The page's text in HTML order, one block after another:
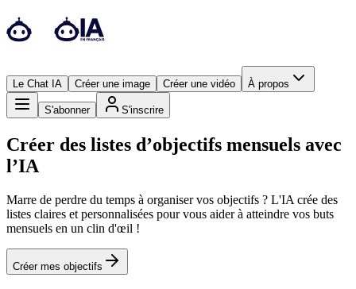
Le Chat IA Créer une image Créer une vidéo À propos
S'abonner S'inscrire
Créer des listes d’objectifs mensuels avec
l’IA
Marre de perdre du temps à organiser vos objectifs ? L'IA crée des
listes claires et personnalisées pour vous aider à atteindre vos buts
mensuels en un clin d'œil !
Créer mes objectifs